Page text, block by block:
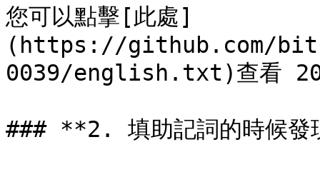
您可以點擊[此處]
(https://github.com/
0039/english.txt)查看
### **2. 填助記詞的時候發